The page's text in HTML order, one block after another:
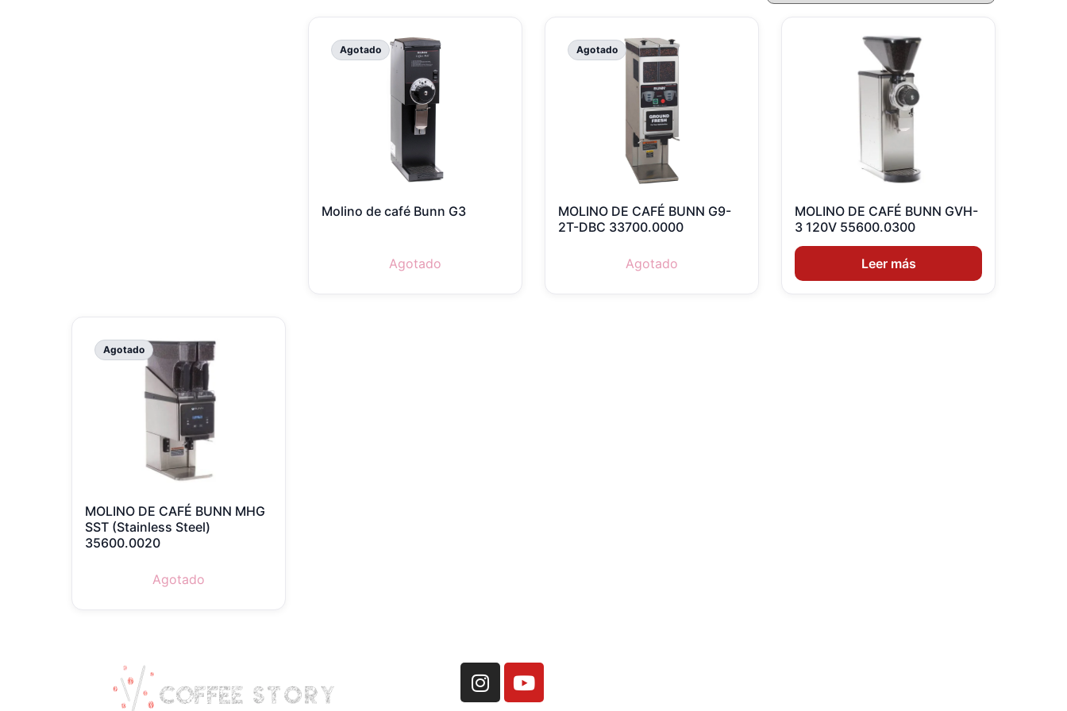
Agotado
Molino de café Bunn G3
Agotado
Agotado
MOLINO DE CAFÉ BUNN G9-
2T-DBC 33700.0000
Agotado
MOLINO DE CAFÉ BUNN GVH-
3 120V 55600.0300
Leer más
Agotado
MOLINO DE CAFÉ BUNN MHG
SST (Stainless Steel)
35600.0020
Agotado